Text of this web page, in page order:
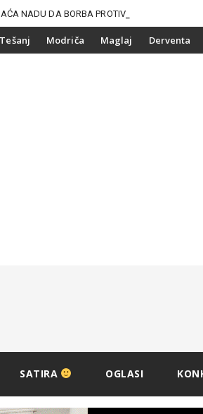
NADU DA BORBA PROTIV
SATIRA OGLASI